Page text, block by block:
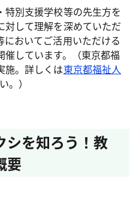
別支援学校等の先生方を
対して理解を深めていただ
おいてご活用いただける
しています。（東京都福
施。詳しくは東京都福祉人
。）
を知ろう！教
要